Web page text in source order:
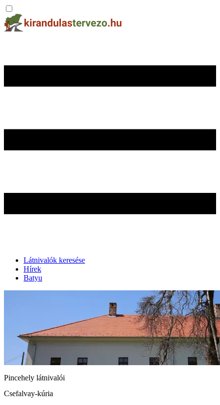
Látnivalók keresése
Hírek
Batyu
Pincehely látnivalói
Csefalvay-kúria